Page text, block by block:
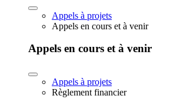
Appels à projets
Appels en cours et à venir
Appels en cours et à venir
Appels à projets
Règlement financier